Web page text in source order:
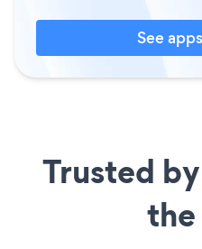
See
Trusted